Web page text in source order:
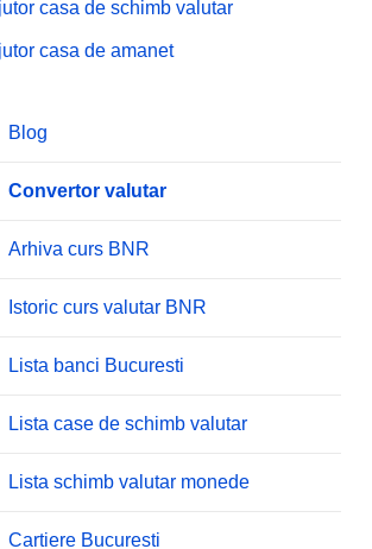
casa de schimb valutar
casa de amanet
Blog
Convertor valutar
Arhiva curs BNR
Istoric curs valutar BNR
Lista banci Bucuresti
Lista case de schimb valutar
Lista schimb valutar monede
Cartiere Bucuresti